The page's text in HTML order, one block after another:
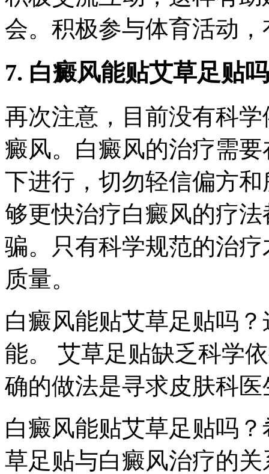
会。积极参与体育活动
7. 白癜风能贴艾草足贴
再次注意，目前没有科
癜风。白癜风的治疗需
下进行，切勿轻信偏方
够更快治疗白癜风的疗
骗。只有科学规范的治
质量。
白癜风能贴艾草足贴吗
能。 艾草足贴缺乏科学
确的做法是寻求皮肤科
白癜风能贴艾草足贴吗
草足贴与白癜风治疗的